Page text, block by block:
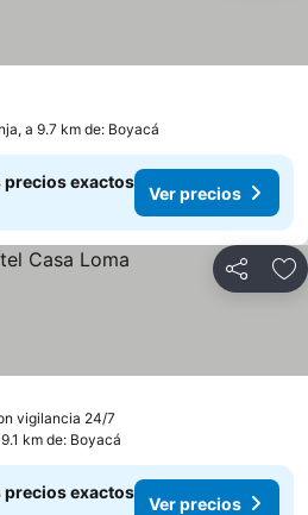
a 9.7 km de: Boyacá
precios exactos
Ver precios
Compartir
vigilancia 24/7
km de: Boyacá
precios exactos
Ver precios